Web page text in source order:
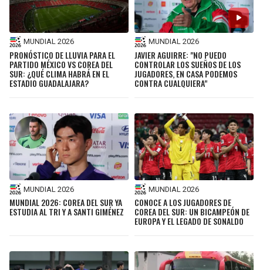
MUNDIAL 2026
PRONÓSTICO DE LLUVIA PARA EL
PARTIDO MÉXICO VS COREA DEL
SUR: ¿QUÉ CLIMA HABRÁ EN EL
ESTADIO GUADALAJARA?
MUNDIAL 2026
JAVIER AGUIRRE: "NO PUEDO
CONTROLAR LOS SUEÑOS DE LOS
JUGADORES, EN CASA PODEMOS
CONTRA CUALQUIERA"
MUNDIAL 2026
MUNDIAL 2026: COREA DEL SUR YA
ESTUDIA AL TRI Y A SANTI GIMÉNEZ
MUNDIAL 2026
CONOCE A LOS JUGADORES DE
COREA DEL SUR: UN BICAMPEÓN DE
EUROPA Y EL LEGADO DE SONALDO